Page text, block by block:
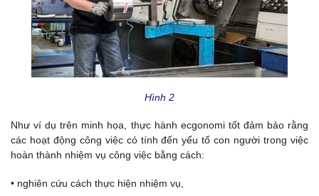
Hình 2
Như ví dụ trên minh họa, thực hành ecgonomi tốt đảm bảo rằng
các hoạt động công việc có tính đến yếu tố con người trong việc
hoàn thành nhiệm vụ công việc bằng cách:
• nghiên cứu cách thực hiện nhiệm vụ,